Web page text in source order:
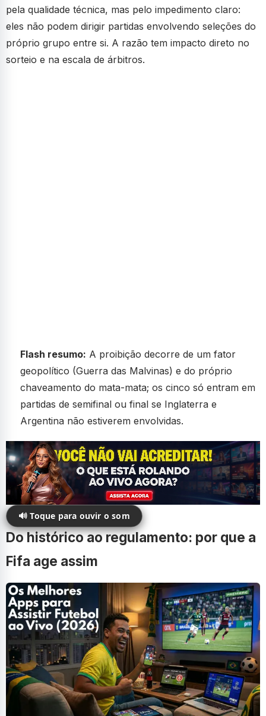
pela qualidade técnica, mas pelo impedimento claro:
eles não podem dirigir partidas envolvendo seleções do
próprio grupo entre si. A razão tem impacto direto no
sorteio e na escala de árbitros.
Flash resumo: A proibição decorre de um fator
geopolítico (Guerra das Malvinas) e do próprio
chaveamento do mata-mata; os cinco só entram em
partidas de semifinal ou final se Inglaterra e
Argentina não estiverem envolvidas.
🔊 Toque para ouvir o som
Do histórico ao regulamento: por que a
Fifa age assim